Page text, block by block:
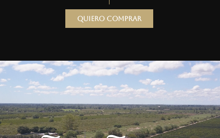
Quiero comprar